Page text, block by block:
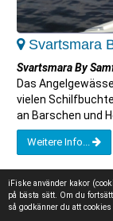
iFiske använder kakor
på bästa sätt. Om du
så godkänner du att
Svartsmara
Svartsmara By
Das
vielen
an Barschen und
Weitere Info...